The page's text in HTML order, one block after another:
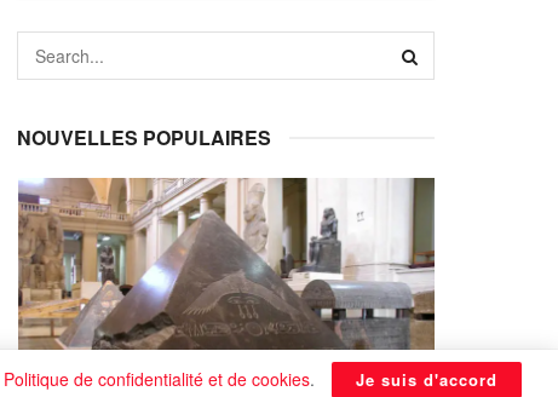
NOUVELLES POPULAIRES
Politique de confidentialité et de cookies. Je suis d'accord